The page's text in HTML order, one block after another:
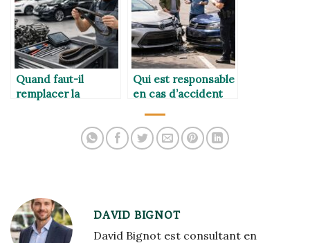
Quand faut-il
remplacer la
Qui est responsable
en cas d’accident
DAVID BIGNOT
David Bignot est consultant en